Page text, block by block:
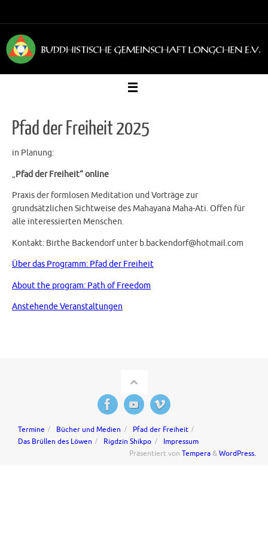
springen
Pfad der Freiheit 2025
in Planung:
„Pfad der Freiheit“ online
Praxis der formlosen Meditation und Vorträge zur
grundsätzlichen Sichtweise des Mahayana Maha-Ati. Offen für
alle interessierten Menschen.
Kontakt: Birthe Backendorf unter b.backendorf@hotmail.com
Über das Programm: Pfad der Freiheit
About the program: Path of Freedom
Anstehende Veranstaltungen
Termine Bücher und Medien
Pfad der Freiheit
Das Brüllen des Löwen
Rigdzin Shikpo
Impressum
Präsentiert von Tempera&WordPress.